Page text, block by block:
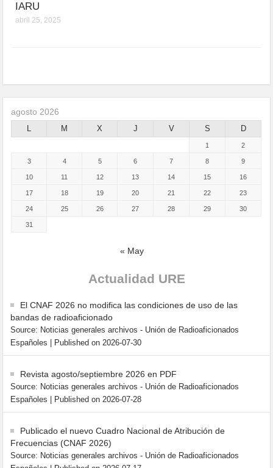
IARU
abril 25, 2025
agosto 2026
L M X J V S D
1 2
3 4 5 6 7 8 9
10 11 12 13 14 15 16
17 18 19 20 21 22 23
24 25 26 27 28 29 30
31
« May
Actualidad URE
El CNAF 2026 no modifica las condiciones de uso de las
bandas de radioaficionado
Source: Noticias generales archivos - Unión de Radioaficionados
Españoles
Published on 2026-07-30
Revista agosto/septiembre 2026 en PDF
Source: Noticias generales archivos - Unión de Radioaficionados
Españoles
Published on 2026-07-28
Publicado el nuevo Cuadro Nacional de Atribución de
Frecuencias (CNAF 2026)
Source: Noticias generales archivos - Unión de Radioaficionados